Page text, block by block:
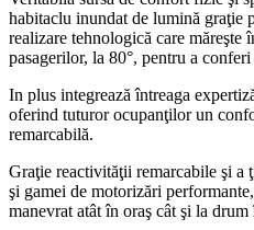
habitaclu inundat de lumină graţie
realizare tehnologică care măreşte
pasagerilor, la 80°, pentru a
In plus integrează întreaga
oferind tuturor ocupanţilor un
remarcabilă.
Graţie reactivităţii remarcabile şi a
şi gamei de motorizări
manevrat atât în oraş cât şi la drum